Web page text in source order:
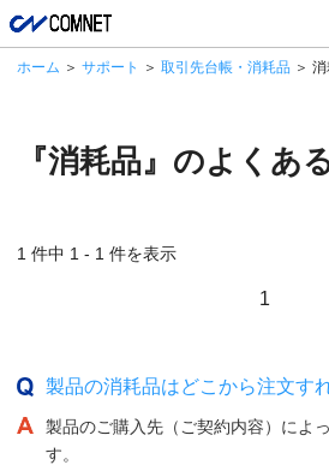
ホーム ＞ サポート ＞ 取引先台帳・消耗品 ＞
『消耗品』のよくあ
1 件中 1 - 1 件を表示
1
製品の消耗品はどこから注文す
製品のご購入先（ご契約内容）によ
す。